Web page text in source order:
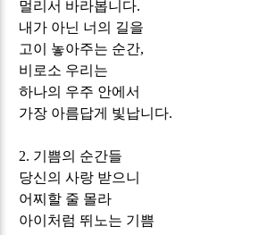
멀리서 바라봅니다.
내가 아닌 너의 길을
고이 놓아주는 순간,
비로소 우리는
하나의 우주 안에서
가장 아름답게 빛납니다.
2. 기쁨의 순간들
당신의 사랑 받으니
어찌할 줄 몰라
아이처럼 뛰노는 기쁨